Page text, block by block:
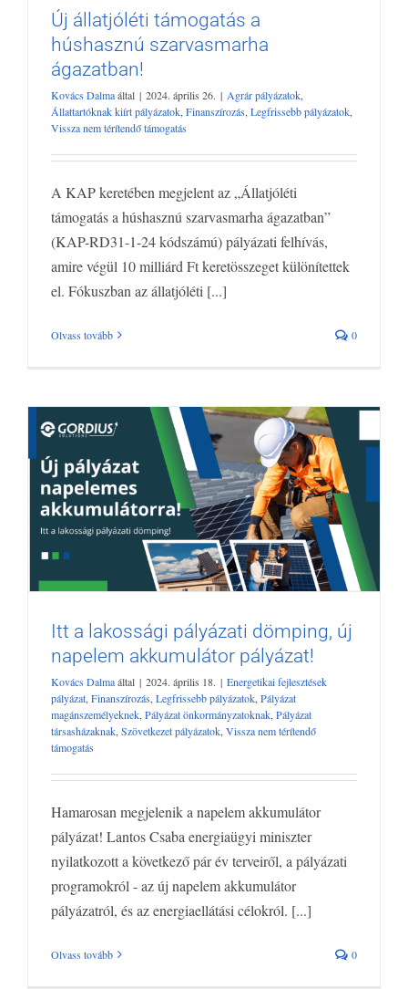
Új állatjóléti támogatás a húshasznú
szarvasmarha ágazatban!
Agrár pályázatok Állattartóknak kiírt pályázatok Finanszírozás
Legfrissebb pályázatok Vissza nem térítendő támogatás
Új állatjóléti támogatás a
húshasznú szarvasmarha
ágazatban!
Kovács Dalmaáltal | 2024. április 26. | Agrár pályázatok
Állattartóknak kiírt pályázatok Finanszírozás Legfrissebb pályázatok
Vissza nem térítendő támogatás
A KAP keretében megjelent az „Állatjóléti
támogatás a húshasznú szarvasmarha ágazatban”
(KAP-RD31-1-24 kódszámú) pályázati felhívás,
amire végül 10 milliárd Ft keretösszeget különítettek
el. Fókuszban az állatjóléti [...]
Olvass tovább 0
Itt a lakossági pályázati dömping, új
napelem akkumulátor pályázat!
Energetikai fejlesztések pályázat Finanszírozás Legfrissebb
pályázatok Pályázat magánszemélyeknek Pályázat
önkormányzatoknak Pályázat társasházaknak Szövetkezet
Itt a lakossági pályázati dömping, új
napelem akkumulátor pályázat!
Kovács Dalmaáltal | 2024. április 18. | Energetikai fejlesztések
pályázat Finanszírozás Legfrissebb pályázatok Pályázat
magánszemélyeknek Pályázat önkormányzatoknak Pályázat
társasházaknak Szövetkezet pályázatok Vissza nem térítendő
támogatás
Hamarosan megjelenik a napelem akkumulátor
pályázat! Lantos Csaba energiaügyi miniszter
nyilatkozott a következő pár év terveiről, a pályázati
programokról - az új napelem akkumulátor
pályázatról, és az energiaellátási célokról. [...]
Olvass tovább 0